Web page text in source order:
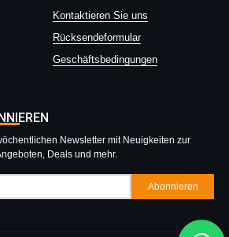
Kontaktieren Sie uns
Rücksendeformular
Geschäftsbedingungen
Newsletter mit Neuigkeiten zur
Deals und mehr.
Abonnieren